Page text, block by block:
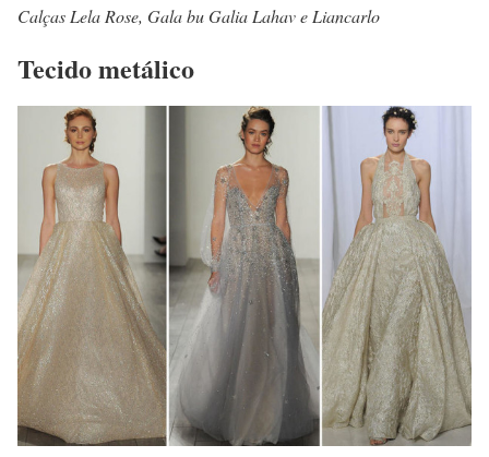
Calças Lela Rose, Gala bu Galia Lahav e Liancarlo
Tecido metálico